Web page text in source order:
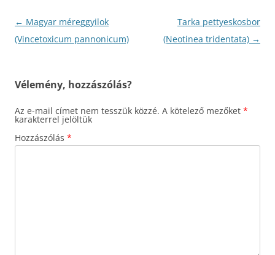
Bejegyzés
navigáció
← Magyar méreggyilok
(Vincetoxicum pannonicum)
Tarka pettyeskosbor
(Neotinea tridentata) →
Vélemény, hozzászólás?
Az e-mail címet nem tesszük közzé. A kötelező mezőket *
karakterrel jelöltük
Hozzászólás *